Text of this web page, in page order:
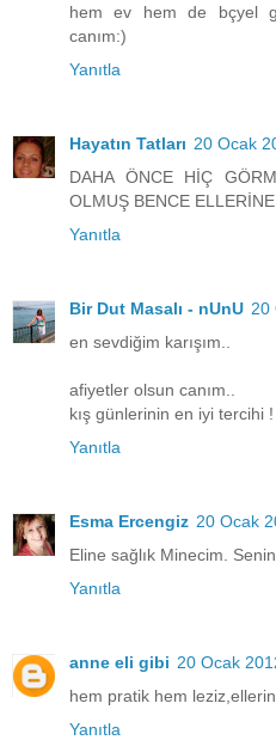
hem ev hem de bçyel
canım:)
Yanıtla
Hayatın Tatları 20 Ocak
DAHA ÖNCE HİÇ
OLMUŞ BENCE
Yanıtla
Bir Dut Masalı - nUnU 20
en sevdiğim karışım..
afiyetler olsun canım..
kış günlerinin en iyi tercihi
Yanıtla
Esma Ercengiz 20 Ocak
Eline sağlık Minecim.
Yanıtla
anne eli gibi 20 Ocak
hem pratik hem
Yanıtla